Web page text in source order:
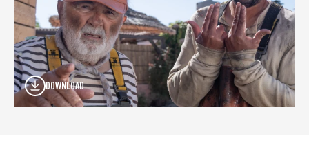
DOWNLOAD